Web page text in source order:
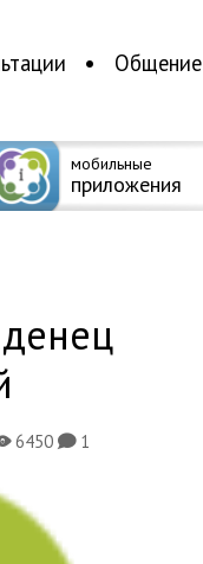
Общение
мобильные
приложения
6450K1